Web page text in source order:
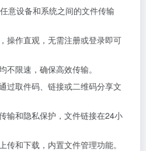
任意设备和系统之间的文件传输
操作直观，无需注册或登录即可
不限速，确保高效传输。
过取件码、链接或二维码分享文
输和隐私保护，文件链接在24小
传和下载，内置文件管理功能。